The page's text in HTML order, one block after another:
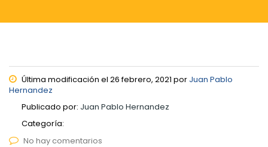
Última modificación el 26 febrero, 2021 por Juan Pablo
Hernandez
Publicado por: Juan Pablo Hernandez
Categoría:
No hay comentarios